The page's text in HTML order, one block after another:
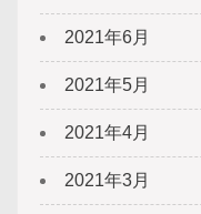
2021年6月
2021年5月
2021年4月
2021年3月